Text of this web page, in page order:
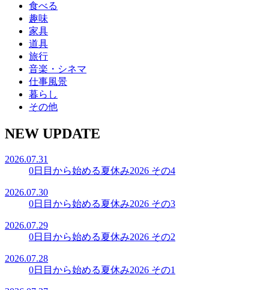
食べる
趣味
家具
道具
旅行
音楽・シネマ
仕事風景
暮らし
その他
NEW UPDATE
2026.07.31
0日目から始める夏休み2026 その4
2026.07.30
0日目から始める夏休み2026 その3
2026.07.29
0日目から始める夏休み2026 その2
2026.07.28
0日目から始める夏休み2026 その1